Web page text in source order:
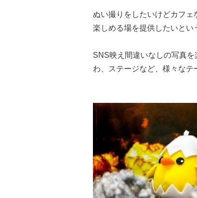
ぬい撮りをしたいけどカフ
楽しめる場を提供したいとい
SNS映え間違いなしの写真
わ、ステージなど、様々なテ